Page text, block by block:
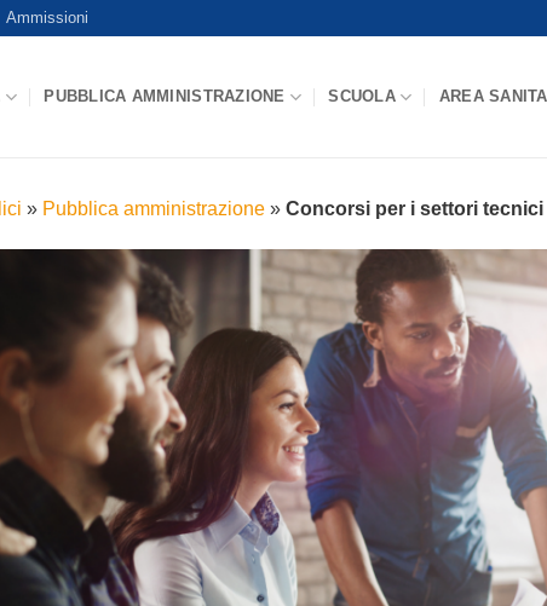
Ammissioni
PUBBLICA AMMINISTRAZIONE SCUOLA AREA
» Pubblica amministrazione » Concorsi per i settori